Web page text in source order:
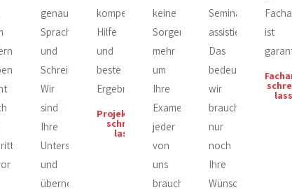
genaue
Sprache
und
Schreibstil.
Wir
sind
Ihre
Unterstützung
und
übernehmen
kompetente
Hilfe
und
beste
Ergebnisse.
Projektarbeit
schreiben
lassen
keine
Sorgen
mehr
um
Ihre
Examensarbeit,
jeder
von
uns
braucht
Seminararbeit
assistiert.
Das
bedeutet,
wir
brauchen
nur
noch
Ihre
Wünsche
ist